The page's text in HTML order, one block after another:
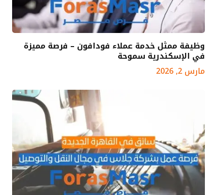
وظيفة ممثل خدمة عملاء فودافون – فرصة مميزة
في الإسكندرية سموحة
مارس 2, 2026